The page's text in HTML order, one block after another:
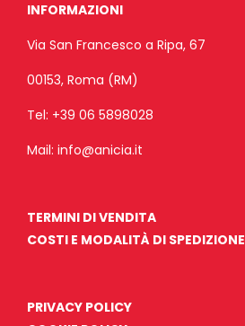
INFORMAZIONI
Via San Francesco a Ripa, 67
00153, Roma (RM)
Tel: +39 06 5898028
Mail: info@anicia.it
TERMINI DI VENDITA
COSTI E MODALITÀ DI SPEDIZIONE
PRIVACY POLICY